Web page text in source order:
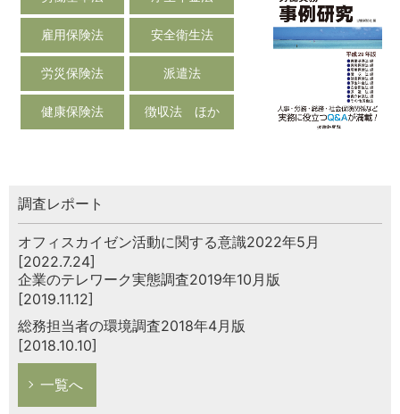
雇用保険法 安全衛生法
労災保険法 派遣法
健康保険法 徴収法 ほか
調査レポート
オフィスカイゼン活動に関する意識2022年5月
[2022.7.24]
企業のテレワーク実態調査2019年10月版
[2019.11.12]
総務担当者の環境調査2018年4月版
[2018.10.10]
一覧へ